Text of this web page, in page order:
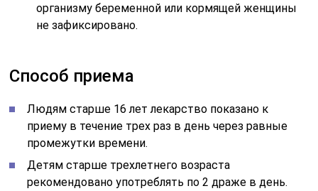
организму беременной или кормящей женщины
не зафиксировано.
Способ приема
Людям старше 16 лет лекарство показано к
приему в течение трех раз в день через равные
промежутки времени.
Детям старше трехлетнего возраста
рекомендовано употреблять по 2 драже в день.